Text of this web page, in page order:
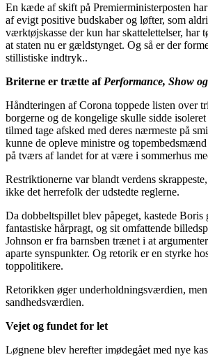
En kæde af skift på Premierministerposten
af evigt positive budskaber og løfter, som
værktøjskasse der kun har skattelettelser, har
at staten nu er gældstynget. Og så er der
stillistiske indtryk..
Briterne er trætte af Performance, Show
Håndteringen af Corona toppede listen over
borgerne og de kongelige skulle sidde
tilmed tage afsked med deres nærmeste på
kunne de opleve ministre og
på tværs af landet for at være i sommerhus
Restriktionerne var blandt verdens
ikke det herrefolk der udstedte reglerne.
Da dobbeltspillet blev påpeget, kastede Boris
fantastiske hårpragt, og sit omfattende
Johnson er fra barnsben trænet i at
aparte synspunkter. Og retorik er en styrke
toppolitikere.
Retorikken øger underholdningsværdien,
sandhedsværdien.
Vejet og fundet for let
Løgnene blev herefter imødegået med nye